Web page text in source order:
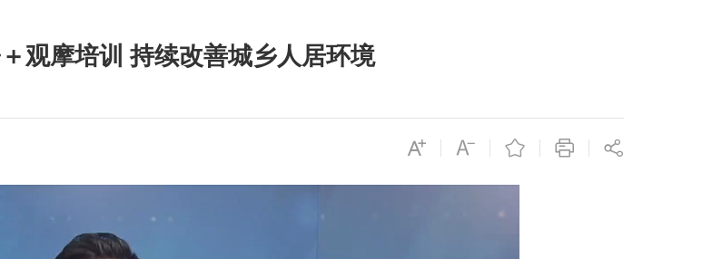
观摩培训 持续改善城乡人居环境